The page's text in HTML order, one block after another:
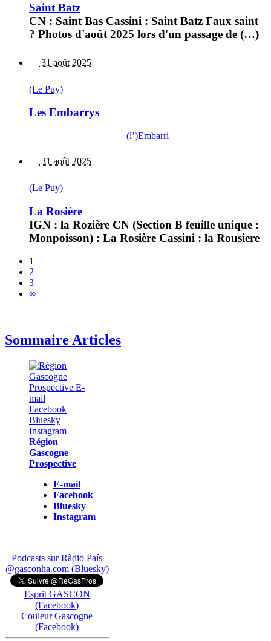
Saint Batz
CN : Saint Bas Cassini : Saint Batz Faux saint
? Photos d'août 2025 lors d'un passage de (…)
31 août 2025
(Le Puy)
Les Embarrys
(l’)Embarri
31 août 2025
(Le Puy)
La Rosière
IGN : la Rozière CN (Section B feuille unique :
Monpoisson) : La Rosière Cassini : la Rousiere
1
2
3
∞
Sommaire Articles
Région
Gascogne
Prospective
E-mail
Facebook
Bluesky
Instagram
Podcasts sur Ràdio País
@gasconha.com (Bluesky)
Esprit GASCON
(Facebook)
Couleur Gascogne
(Facebook)